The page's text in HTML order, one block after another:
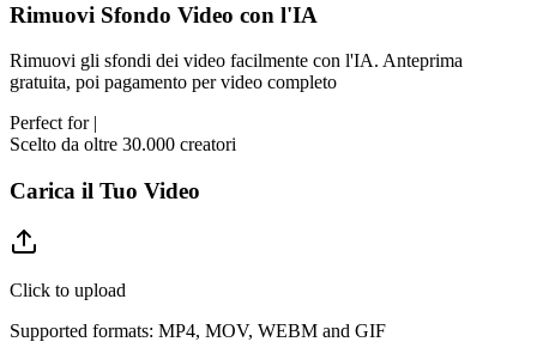
Rimuovi Sfondo Video con l'IA
Rimuovi gli sfondi dei video facilmente con l'IA. Anteprima
gratuita, poi pagamento per video completo
Perfect for |
Scelto da oltre 30.000 creatori
Carica il Tuo Video
Click to upload
Supported formats: MP4, MOV, WEBM and GIF